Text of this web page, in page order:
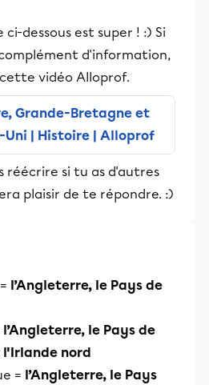
ci-dessous est super ! :) Si
d'information,
vidéo Alloprof.
Grande-Bretagne et
Uni | Histoire | Alloprof
réécrire si tu as d'autres
plaisir de te répondre. :)
l’Angleterre, le Pays de
l’Angleterre, le Pays de
l'Irlande nord
= l’Angleterre, le Pays